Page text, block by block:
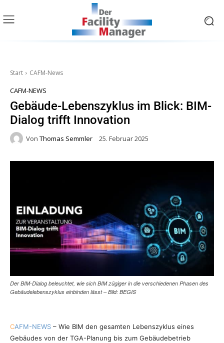
Start CAFM-News
CAFM-NEWS
Gebäude-Lebenszyklus im Blick: BIM-
Dialog trifft Innovation
Von Thomas Semmler 25. Februar 2025
Der BIM-Dialog beleuchtet, wie sich BIM zügiger in die verschiedenen Phasen des
Gebäudelebenszyklus einbinden lässt – Bild: BEGIS
CAFM-NEWS – Wie BIM den gesamten Lebenszyklus eines
Gebäudes von der TGA-Planung bis zum Gebäudebetrieb